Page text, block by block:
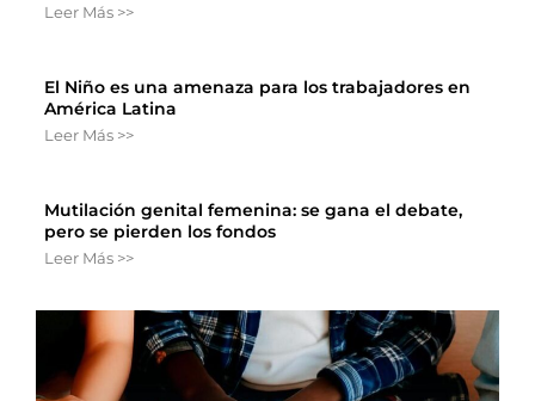
Leer Más >>
El Niño es una amenaza para los trabajadores en
América Latina
Leer Más >>
Mutilación genital femenina: se gana el debate,
pero se pierden los fondos
Leer Más >>